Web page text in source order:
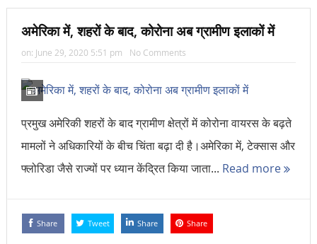
अमेरिका में, शहरों के बाद, कोरोना अब ग्रामीण इलाकों में
on: June 29, 2020 5:51 pm No Comments
प्रमुख अमेरिकी शहरों के बाद ग्रामीण क्षेत्रों में कोरोना वायरस के बढ़ते
मामलों ने अधिकारियों के बीच चिंता बढ़ा दी है।अमेरिका में, टेक्सास और
फ्लोरिडा जैसे राज्यों पर ध्यान केंद्रित किया जाता... Read more
Share Tweet Share Share